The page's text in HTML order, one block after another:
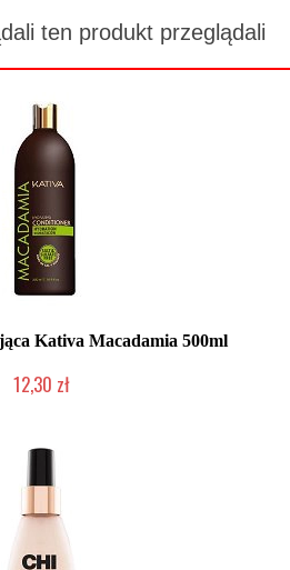
ten produkt przeglądali
Kativa Macadamia 500ml
12,30 zł